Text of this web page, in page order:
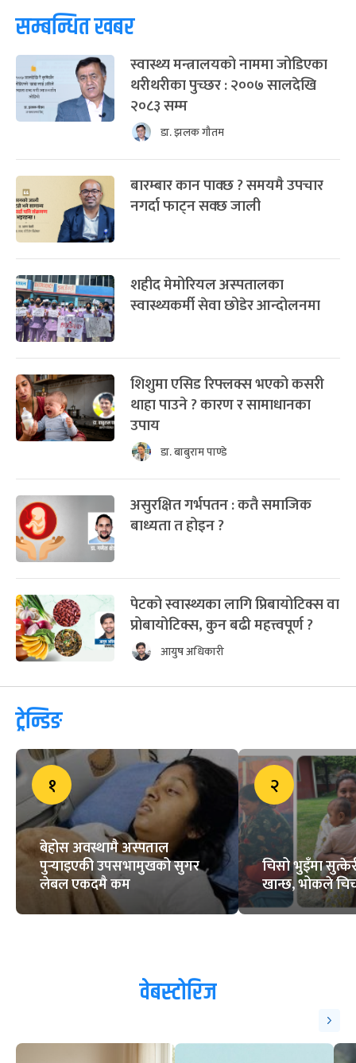
सम्बन्धित खबर
स्वास्थ्य मन्त्रालयको नाममा जोडिएका
थरीथरीका पुच्छर : २००७ सालदेखि
२०८३ सम्म
डा. झलक गौतम
बारम्बार कान पाक्छ ? समयमै उपचार
नगर्दा फाट्न सक्छ जाली
शहीद मेमोरियल अस्पतालका
स्वास्थ्यकर्मी सेवा छोडेर आन्दोलनमा
शिशुमा एसिड रिफ्लक्स भएको कसरी
थाहा पाउने ? कारण र सामाधानका
उपाय
डा. बाबुराम पाण्डे
असुरक्षित गर्भपतन : कतै समाजिक
बाध्यता त होइन ?
पेटको स्वास्थ्यका लागि प्रिबायोटिक्स वा
प्रोबायोटिक्स, कुन बढी महत्त्वपूर्ण ?
आयुष अधिकारी
ट्रेन्डिङ
१
बेहोस अवस्थामै अस्पताल
पुर्‍याइएकी उपसभामुखको सुगर
लेबल एकदमै कम
२
चिसो भुइँमा
खान्छ, भोकले
वेबस्टोरिज